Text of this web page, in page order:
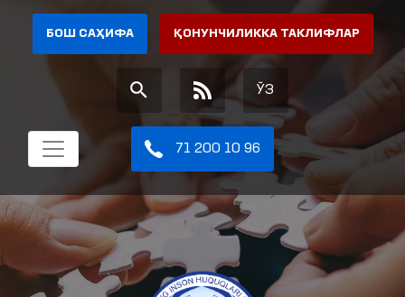
БОШ САҲИФА ҚОНУНЧИЛИККА ТАКЛИФЛАР
ЎЗ
71 200 10 96